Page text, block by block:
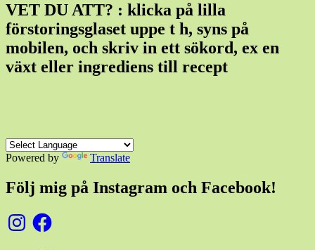
VET DU ATT? : klicka på lilla
förstoringsglaset uppe t h, syns på
mobilen, och skriv in ett sökord, ex en
växt eller ingrediens till recept
Powered by Translate
Följ mig på Instagram och Facebook!
InstagramFacebook